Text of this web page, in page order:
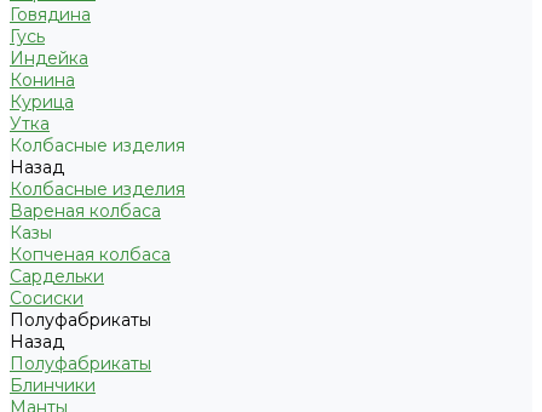
Говядина
Гусь
Индейка
Конина
Курица
Утка
Колбасные изделия
Назад
Колбасные изделия
Вареная колбаса
Казы
Копченая колбаса
Сардельки
Сосиски
Полуфабрикаты
Назад
Полуфабрикаты
Блинчики
Манты